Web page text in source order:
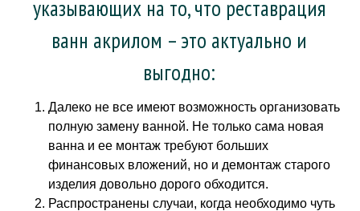
указывающих на то, что реставрация
ванн акрилом – это актуально и
выгодно:
Далеко не все имеют возможность организовать
полную замену ванной. Не только сама новая
ванна и ее монтаж требуют больших
финансовых вложений, но и демонтаж старого
изделия довольно дорого обходится.
Распространены случаи, когда необходимо чуть